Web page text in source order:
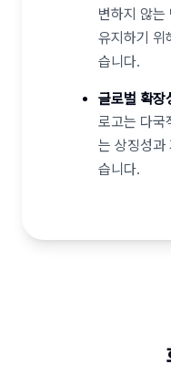
변하지 않는
유지하기 위
습니다.
글로벌 확장
로고는 다국
는 상징성과
습니다.